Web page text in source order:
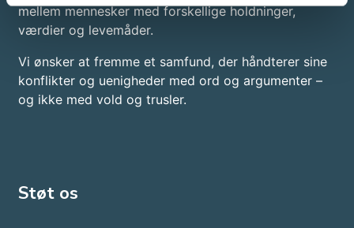
mellem mennesker med forskellige holdninger,
værdier og levemåder.
Vi ønsker at fremme et samfund, der håndterer sine
konflikter og uenigheder med ord og argumenter –
og ikke med vold og trusler.​
Støt os